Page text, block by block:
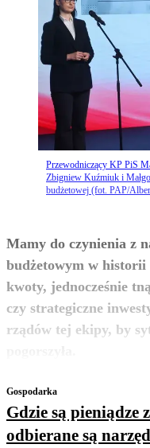
Przewodniczący KP PiS
Zbigniew Kuźmiuk i
budżetowej (fot. PAP/
Mamy do czynienia z
budżetowym w
kwoty, jednocześnie
czy strategiczne
rządów tej ekipy, by
Gospodarka
Gdzie są pieniądze
odbierane są